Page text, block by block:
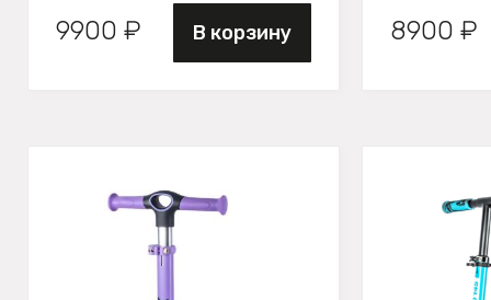
9900 ₽ В корзину 8900 ₽